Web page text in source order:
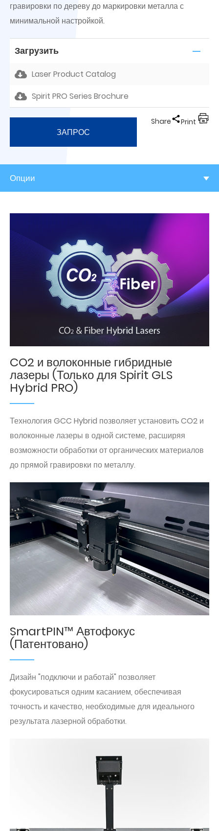
гравировки по дереву до маркировки металла с
минимальной настройкой.
Загрузить
Laser Product Catalog
Spirit PRO Series Brochure
ЗАПРОС
Share Print
Опции
CO2 и волоконные гибридные
лазеры (Только для Spirit GLS
Hybrid PRO)
Технология GCC Hybrid позволяет установить CO2 и
волоконные лазеры в одной системе, расширяя
возможности обработки от органических материалов
до прямой гравировки по металлу.
SmartPIN™ Автофокус
(Патентовано)
Дизайн "подключи и работай" позволяет
фокусироваться одним касанием, обеспечивая
точность и качество, необходимые для идеального
результата лазерной обработки.